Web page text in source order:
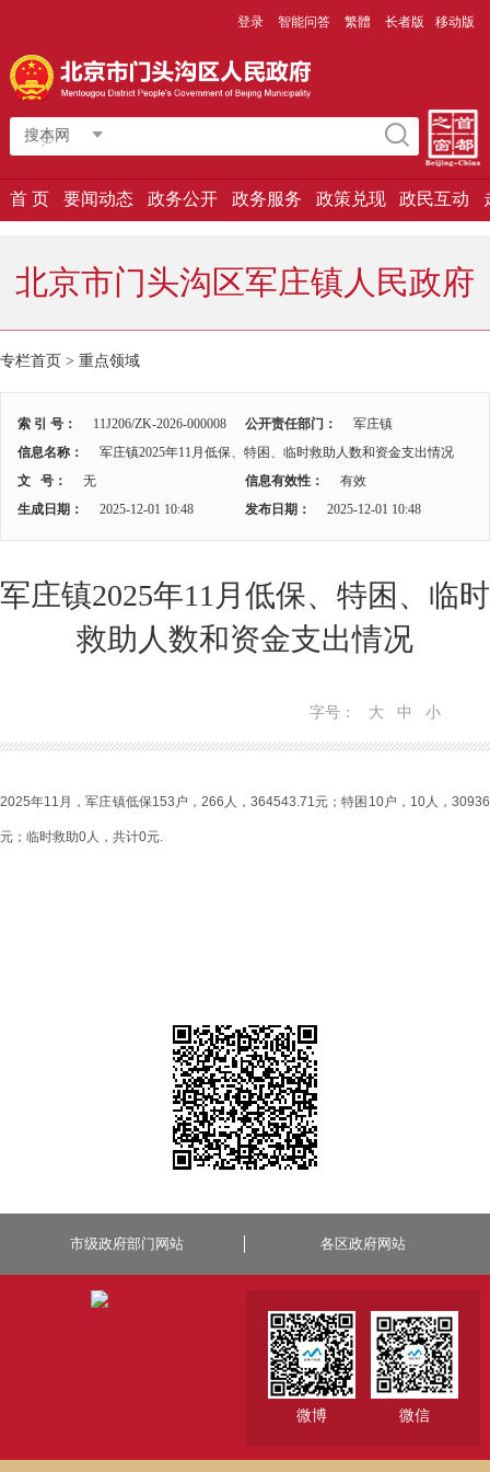
登录 智能问答 繁體 长者版 移动版
搜本网
首 页 要闻动态 政务公开 政务服务 政策兑现 政民互动
北京市门头沟区军庄镇人民政府
专栏首页 > 重点领域
索 引 号： 11J206/ZK-2026-000008 公开责任部门：
军庄镇
信息名称：
军庄镇2025年11月低保、特困、临时救助人数和资金支出情况
文 号：
无 信息有效性：
有效
生成日期：
2025-12-01 10:48 发布日期： 2025-12-01 10:48
军庄镇2025年11月低保、特困、临时
救助人数和资金支出情况
字号： 大 中 小
2025年11月，军庄镇低保153户，266人，364543.71元；特困 10户，10人，30936
元； 临时救助0人，共计0元.
市级政府部门网站 各区政府网站
微博 微信